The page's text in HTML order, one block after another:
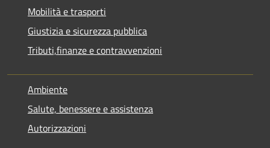
Mobilità e trasporti
Giustizia e sicurezza pubblica
Tributi,finanze e contravvenzioni
Ambiente
Salute, benessere e assistenza
Autorizzazioni